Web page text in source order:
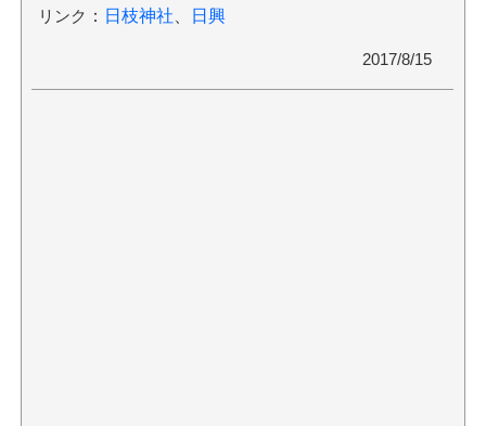
リンク ： 日枝神社 日興
2017/8/15